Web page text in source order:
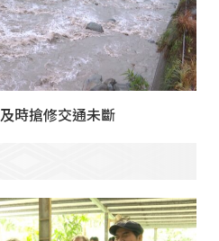
時搶修交通未斷